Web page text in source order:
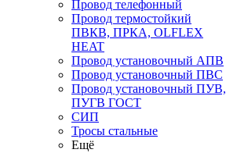
Провод телефонный
Провод термостойкий
ПВКВ, ПРКА, OLFLEX
HEAT
Провод установочный АПВ
Провод установочный ПВС
Провод установочный ПУВ,
ПУГВ ГОСТ
СИП
Тросы стальные
Ещё